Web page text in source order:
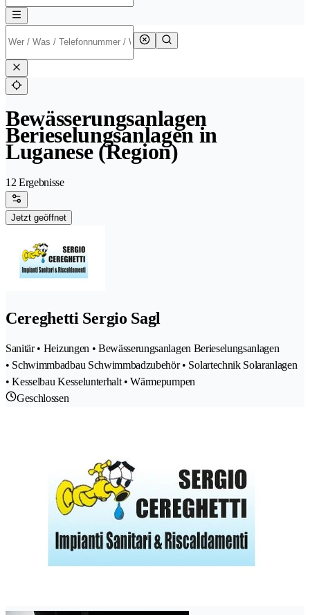
Bewässerungsanlagen
Berieselungsanlagen in
Luganese (Region)
12 Ergebnisse
Jetzt geöffnet
Cereghetti Sergio Sagl
Sanitär • Heizungen • Bewässerungsanlagen Berieselungsanlagen
• Schwimmbadbau Schwimmbadzubehör • Solartechnik Solaranlagen
• Kesselbau Kesselunterhalt • Wärmepumpen
Geschlossen